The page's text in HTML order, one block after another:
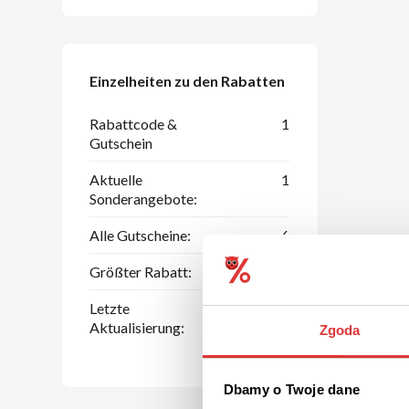
Zgoda
Dbamy o Twoje dane
Einzelheiten zu den Rabatten
Rabattcode &
Gutschein
1
Aktuelle
Sonderangebote:
1
Alle Gutscheine: 6
Größter Rabatt:
Letzte
Aktualisierung:
07.08.2026